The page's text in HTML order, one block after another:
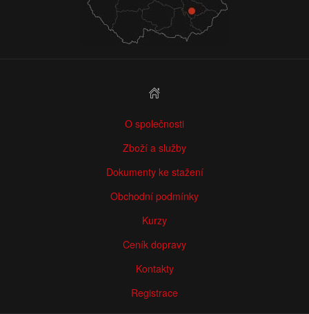
O společnosti
Zboží a služby
Dokumenty ke stažení
Obchodní podmínky
Kurzy
Ceník dopravy
Kontakty
Registrace